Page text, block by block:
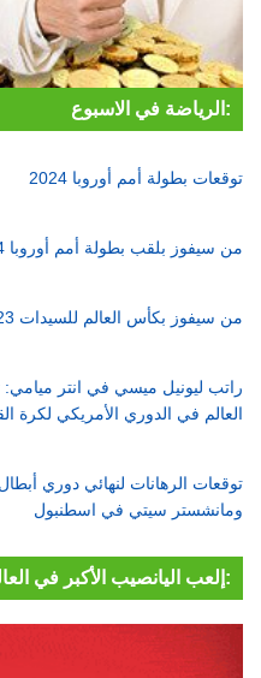
الرياضة في الاسبوع:
توقعات بطولة أمم أوروبا 2024
من سيفوز بلقب بطولة أمم أوروبا 2024 في ألمانيا؟
من سيفوز بكأس العالم للسيدات 2023؟
راتب ليونيل ميسي في انتر ميامي:
العالم في الدوري الأمريكي لكرة
ومانشستر سيتي في اسطنبول
إلعب اليانصيب الأكبر في العالم: